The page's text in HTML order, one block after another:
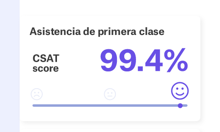
Asistencia de primera clase